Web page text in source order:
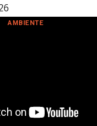
AMBIENTE